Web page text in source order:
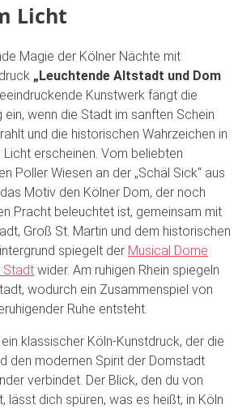
Licht
Magie der Kölner Nächte mit
„Leuchtende Altstadt und Dom
Kunstwerk fängt die
wenn die Stadt im sanften Schein
und die historischen Wahrzeichen in
erscheinen. Vom beliebten
Poller Wiesen an der „Schäl Sick“ aus
Motiv den Kölner Dom, der noch
Pracht beleuchtet ist, gemeinsam mit
Groß St. Martin und dem historischen
spiegelt der Musical Dome
Stadt wider. Am ruhigen Rhein spiegeln
wodurch ein Zusammenspiel von
Ruhe entsteht.
klassischer Köln-Kunstdruck, der die
den modernen Spirit der Domstadt
verbindet. Der Blick, den du von
lässt dich spüren, was es heißt, in Köln